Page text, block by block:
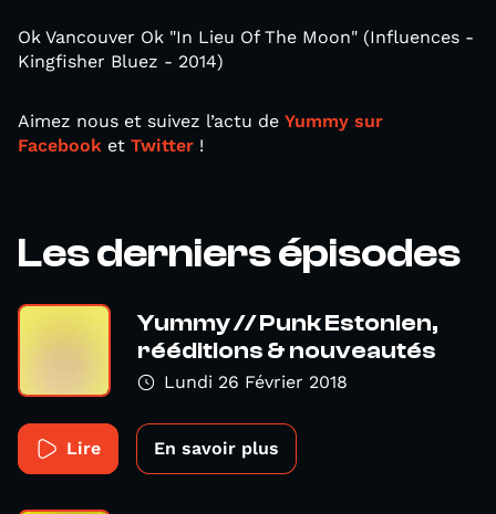
Ok Vancouver Ok "In Lieu Of The Moon" (Influences -
Kingfisher Bluez - 2014)
Aimez nous et suivez l’actu de Yummy sur
Facebook et Twitter !
Les derniers épisodes
Yummy // Punk Estonien,
rééditions & nouveautés
Lundi 26 Février 2018
Lire En savoir plus